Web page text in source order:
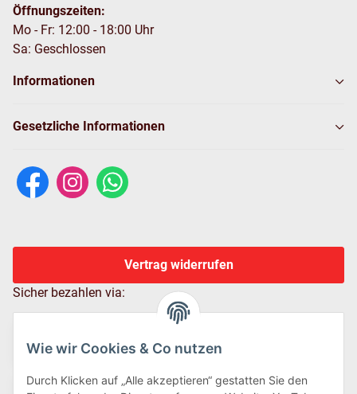
Wie wir Cookies & Co nutzen
Durch Klicken auf „Alle akzeptieren“ gestatten Sie den
Öffnungszeiten:
Mo - Fr: 12:00 - 18:00 Uhr
Sa: Geschlossen
Informationen
Gesetzliche Informationen
Vertrag widerrufen
Sicher bezahlen via: